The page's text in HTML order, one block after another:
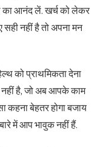
का आनंद लें. खर्च को लेकर
नहीं है तो अपना मन
को प्राथमिकता देना
है, जो अब आपके काम
कहना बेहतर होगा बजाय
में आप भावुक नहीं हैं.